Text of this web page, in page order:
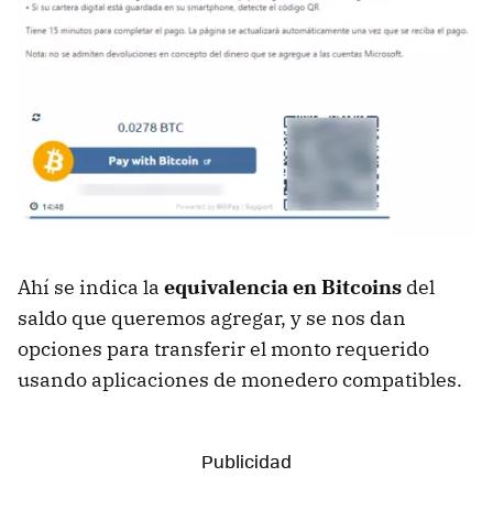
Ahí se indica la equivalencia en Bitcoins del
saldo que queremos agregar, y se nos dan
opciones para transferir el monto requerido
usando aplicaciones de monedero compatibles.